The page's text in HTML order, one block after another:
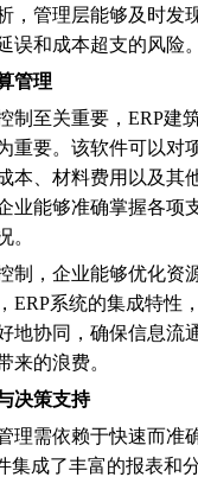
，管理层能够及时发
误和成本超支的风险。
管理
至关重要，ERP建
重要。该软件可以对
本、材料费用以及其
业能够准确掌握各项
。
，企业能够优化资
ERP系统的集成特性
地协同，确保信息流
来的浪费。
决策支持
需依赖于快速而准确
集成了丰富的报表和